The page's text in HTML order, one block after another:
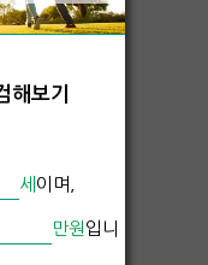
해보기
세 이며,
만원 입니